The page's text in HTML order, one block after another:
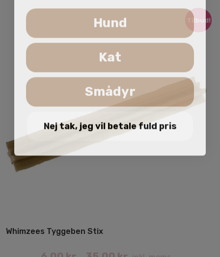
Tilbud!
Whimzees Tyggeben Stix
Hund
Kat
Smådyr
Nej tak, jeg vil betale fuld pris